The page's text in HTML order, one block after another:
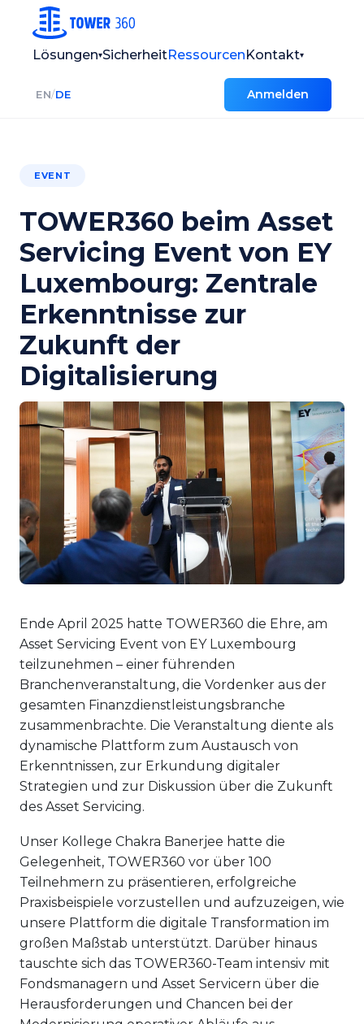
Lösungen▾SicherheitRessourcenKontakt▾
EN/DE Anmelden
EVENT
TOWER360 beim Asset
Servicing Event von EY
Luxembourg: Zentrale
Erkenntnisse zur
Zukunft der
Digitalisierung
Ende April 2025 hatte TOWER360 die Ehre, am
Asset Servicing Event von EY Luxembourg
teilzunehmen – einer führenden
Branchenveranstaltung, die Vordenker aus der
gesamten Finanzdienstleistungsbranche
zusammenbrachte. Die Veranstaltung diente als
dynamische Plattform zum Austausch von
Erkenntnissen, zur Erkundung digitaler
Strategien und zur Diskussion über die Zukunft
des Asset Servicing.
Unser Kollege Chakra Banerjee hatte die
Gelegenheit, TOWER360 vor über 100
Teilnehmern zu präsentieren, erfolgreiche
Praxisbeispiele vorzustellen und aufzuzeigen, wie
unsere Plattform die digitale Transformation im
großen Maßstab unterstützt. Darüber hinaus
tauschte sich das TOWER360-Team intensiv mit
Fondsmanagern und Asset Servicern über die
Herausforderungen und Chancen bei der